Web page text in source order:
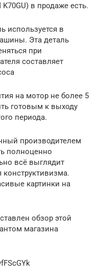
в продаже есть.
используется в
Эта деталь
при
составляет
на мотор не более 5
готовым к выходу
периода.
производителем
полноценно
всё выглядит
конструктивизма.
картинки на
обзор этой
магазина